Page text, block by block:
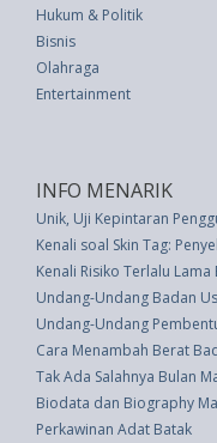
Hukum & Politik
Bisnis
Olahraga
Entertainment
INFO MENARIK
Unik, Uji Kepintaran
Kenali soal Skin Tag:
Kenali Risiko Terlalu
Undang-Undang Badan
Undang-Undang
Cara Menambah Berat
Tak Ada Salahnya Bulan
Biodata dan Biography
Perkawinan Adat Batak